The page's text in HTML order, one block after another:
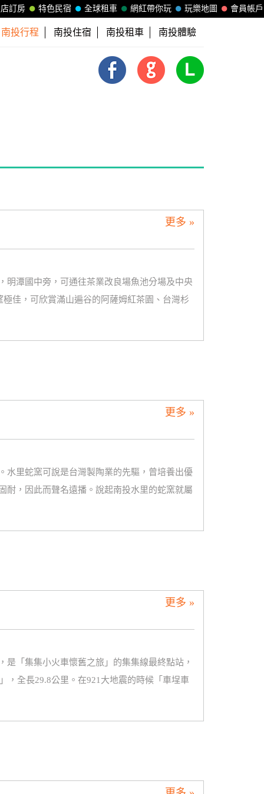
會員帳戶
玩樂地圖
網紅帶你玩
全球租車
特色民宿
訂房
南投行程 南投住宿 南投租車 南投體驗
更多 »
明潭國中旁，可通往茶業改良場魚池分場及中央
佳，可欣賞滿山遍谷的阿薩姆紅茶園、台灣杉
更多 »
水里蛇窯可說是台灣製陶業的先驅，曾培養出優
耐，因此而聲名遠播。說起南投水里的蛇窯就屬
更多 »
「集集小火車懷舊之旅」的集集線最終點站，
，全長29.8公里。在921大地震的時候「車埕車